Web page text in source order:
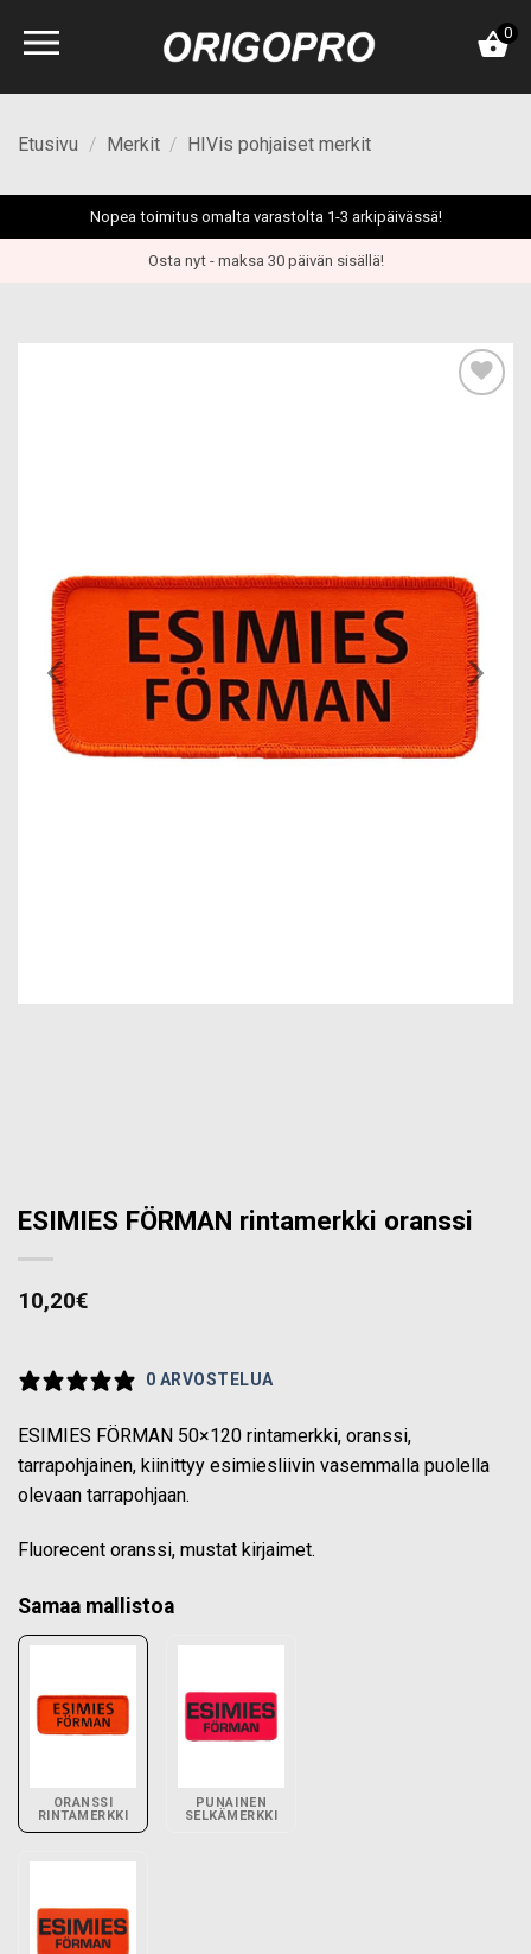
0
Etusivu / Merkit / HIVis pohjaiset merkit
Nopea toimitus omalta varastolta 1-3 arkipäivässä!
Osta nyt - maksa 30 päivän sisällä!
ESIMIES FÖRMAN rintamerkki oranssi
10,20€
0 ARVOSTELUA
ESIMIES FÖRMAN 50×120 rintamerkki, oranssi,
tarrapohjainen, kiinittyy esimiesliivin vasemmalla puolella
olevaan tarrapohjaan.
Fluorecent oranssi, mustat kirjaimet.
Samaa mallistoa
ORANSSI
RINTAMERKKI
PUNAINEN
SELKÄMERKKI